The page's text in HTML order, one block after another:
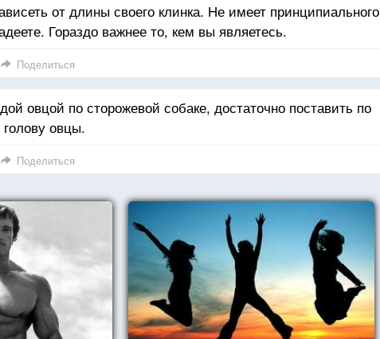
от длины своего клинка. Не имеет принципиального
Гораздо важнее то, кем вы являетесь.
Поделиться
овцой по сторожевой собаке, достаточно поставить по
овцы.
Поделиться